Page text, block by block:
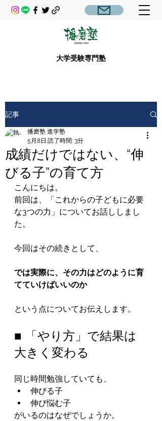
大学受験専門塾
記事
成績だけではない、“伸
びる子”の育て方
播磨塾 進学塾
5月8日 読了時間: 3分
こんにちは。
前回は、「これからの子どもに必要
な3つの力」についてお話ししまし
た。
今回はその続きとして、
では実際に、その力はどのように育
てていけばいいのか
という点についてお伝えします。
■ 「やり方」で結果は
大きく変わる
同じ時間勉強していても、
伸びる子
伸び悩む子
がいるのはなぜでしょうか。